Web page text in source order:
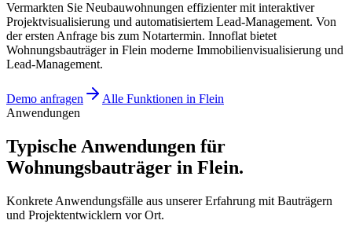
Vermarkten Sie Neubauwohnungen effizienter mit interaktiver
Projektvisualisierung und automatisiertem Lead-Management. Von
der ersten Anfrage bis zum Notartermin. Innoflat bietet
Wohnungsbauträger in Flein moderne Immobilienvisualisierung und
Lead-Management.
Demo anfragen
Alle Funktionen in Flein
Anwendungen
Typische Anwendungen für
Wohnungsbauträger in Flein.
Konkrete Anwendungsfälle aus unserer Erfahrung mit Bauträgern
und Projektentwicklern vor Ort.